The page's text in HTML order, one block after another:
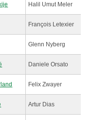
Halil Umut Meler
François Letexier
Glenn Nyberg
Daniele Orsato
Felix Zwayer
Artur Dias